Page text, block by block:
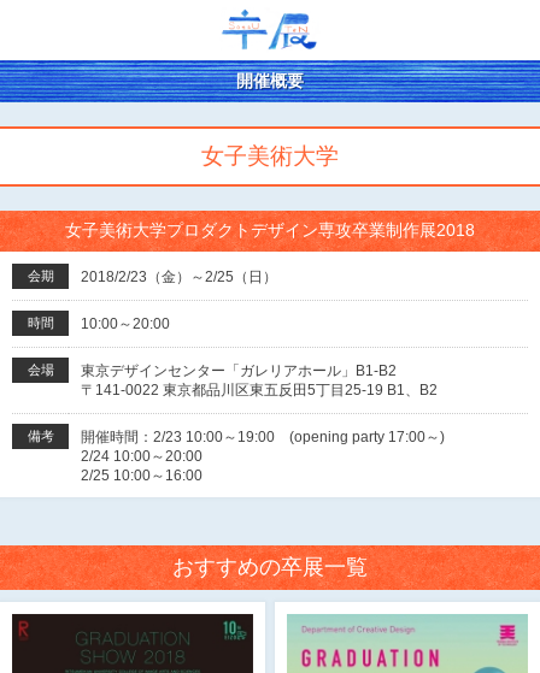
開催概要
女子美術大学
女子美術大学プロダクトデザイン専攻卒業制作展2018
会期 2018/2/23（金）～2/25（日）
時間 10:00～20:00
会場
東京デザインセンター「ガレリアホール」B1-B2
〒141-0022 東京都品川区東五反田5丁目25-19 B1、B2
備考
開催時間：2/23 10:00～19:00 (opening party 17:00～)
2/24 10:00～20:00
2/25 10:00～16:00
おすすめの卒展一覧